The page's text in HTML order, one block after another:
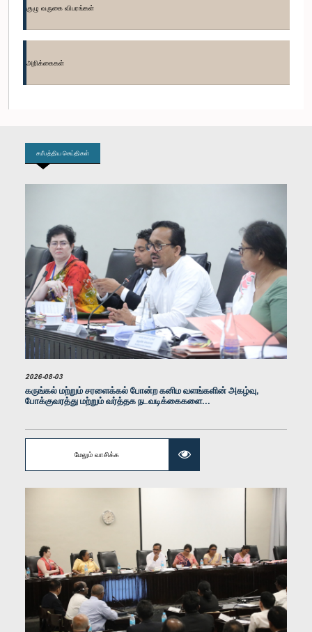
கௌரவ சமிந்த விஜேசிறி, பா.உ.
கௌரவ வருண லியனகே, பா.உ.
உறுப்பினர்
கௌரவ சாமர சம்பத் தசனாயக, பா.உ.
கௌரவ திலித் ஜயவீர, பா.உ.
குழு வருகை விபரங்கள்
அறிக்கைகள்
சமீபத்திய செய்திகள்
2026-08-03
கருங்கல் மற்றும் சரளைக்கல் போன்ற கனிம வளங்களின் அகழ்வு,
போக்குவரத்து மற்றும் வர்த்தக நடவடிக்கைகளை...
மேலும் வாசிக்க